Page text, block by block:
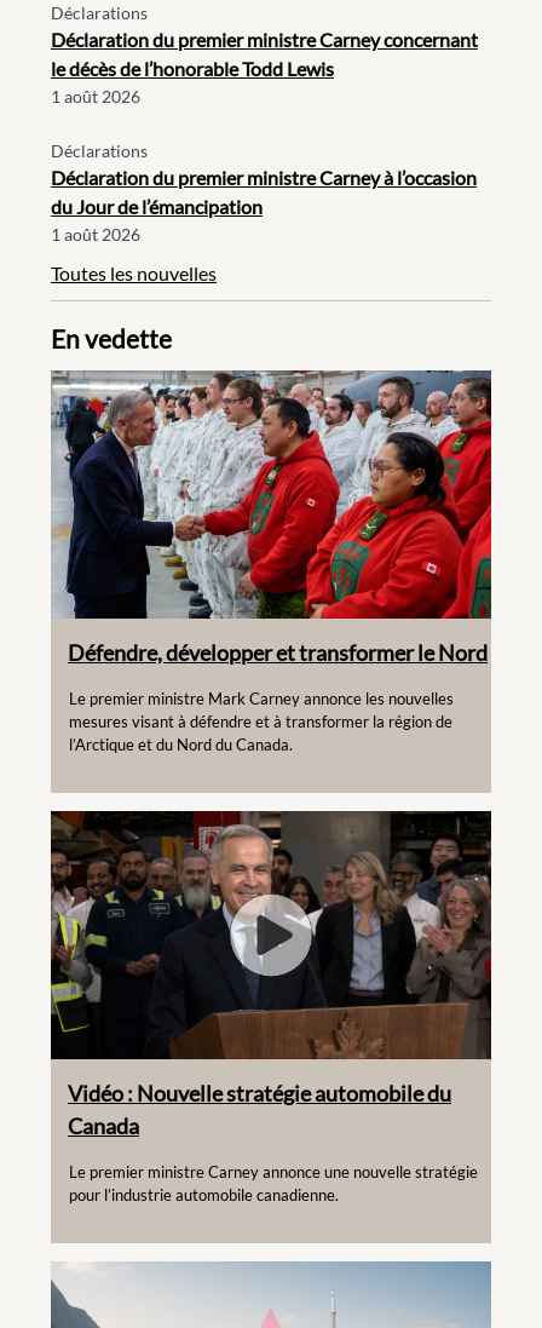
Déclarations
Déclaration du premier ministre Carney concernant
le décès de l’honorable Todd Lewis
1 août 2026
Déclarations
Déclaration du premier ministre Carney à l’occasion
du Jour de l’émancipation
1 août 2026
Toutes les nouvelles
En vedette
Défendre, développer et transformer le Nord
Le premier ministre Mark Carney annonce les nouvelles
mesures visant à défendre et à transformer la région de
l’Arctique et du Nord du Canada.
Vidéo : Nouvelle stratégie automobile du
Canada
Le premier ministre Carney annonce une nouvelle stratégie
pour l’industrie automobile canadienne.